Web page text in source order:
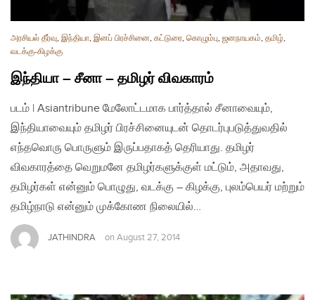
அரசியல் தீர்வு, இந்தியா, இனப் பிரச்சினை, கட்டுரை, கொழும்பு, ஜனநாயகம், தமிழ்,
வடக்கு-கிழக்கு
இந்தியா – சீனா – தமிழர் விவகாரம்
படம் | Asiantribune மேலோட்டமாக பார்த்தால் சீனாவையும்,
இந்தியாவையும் தமிழர் பிரச்சினையுடன் தொடர்புபடுத்துவதில்
எந்தவொரு பொருளும் இருப்பதாகத் தெரியாது. தமிழர்
விவகாரத்தை வெறுமனே தமிழர்களுக்குள் மட்டும், அதாவது,
தமிழர்கள் என்னும் பொழுது, வடக்கு – கிழக்கு, புலம்பெயர் மற்றும்
தமிழ்நாடு என்னும் முக்கோண நிலையில்…
JATHINDRA on August 27, 2014